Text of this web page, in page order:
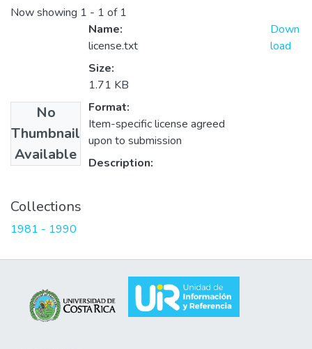
Now showing 1 - 1 of 1
No
Thumbnail
Available
Name:
license.txt
Size:
1.71 KB
Format:
Item-specific license agreed
upon to submission
Description:
Down
load
Collections
1981 - 1990